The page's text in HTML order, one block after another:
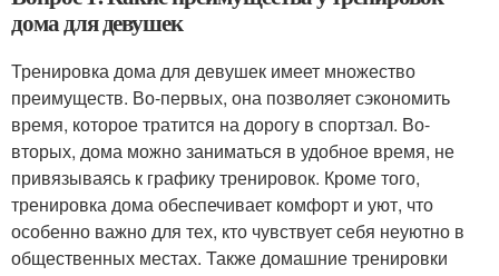
дома для девушек
Тренировка дома для девушек имеет множество
преимуществ. Во-первых, она позволяет сэкономить
время, которое тратится на дорогу в спортзал. Во-
вторых, дома можно заниматься в удобное время, не
привязываясь к графику тренировок. Кроме того,
тренировка дома обеспечивает комфорт и уют, что
особенно важно для тех, кто чувствует себя неуютно в
общественных местах. Также домашние тренировки